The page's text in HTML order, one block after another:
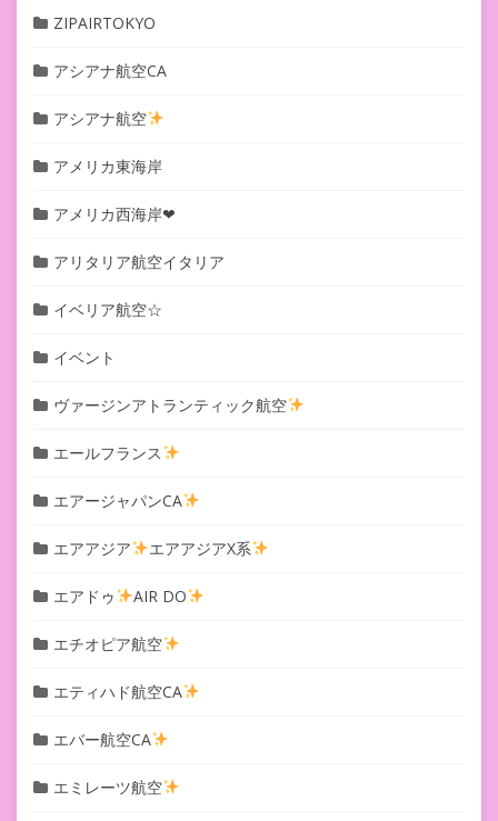
ZIPAIRTOKYO
アシアナ航空CA
アシアナ航空
アメリカ東海岸
アメリカ西海岸❤︎
アリタリア航空イタリア
イベリア航空☆
イベント
ヴァージンアトランティック航空
エールフランス
エアージャパンCA
エアアジア エアアジアX系
エアドゥ AIR DO
エチオピア航空
エティハド航空CA
エバー航空CA
エミレーツ航空